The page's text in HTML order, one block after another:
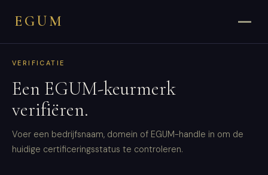
EGUM
VERIFICATIE
Een EGUM-keurmerk
verifiëren.
Voer een bedrijfsnaam, domein of EGUM-handle in om de
huidige certificeringsstatus te controleren.